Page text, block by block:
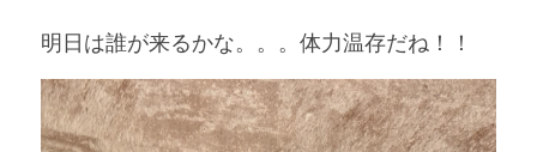
明日は誰が来るかな。。。体力温存だね！！